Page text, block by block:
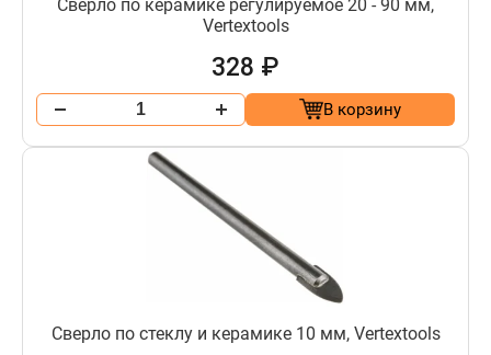
Сверло по керамике регулируемое 20 - 90 мм,
Vertextools
328 ₽
В корзину
Сверло по стеклу и керамике 10 мм, Vertextools